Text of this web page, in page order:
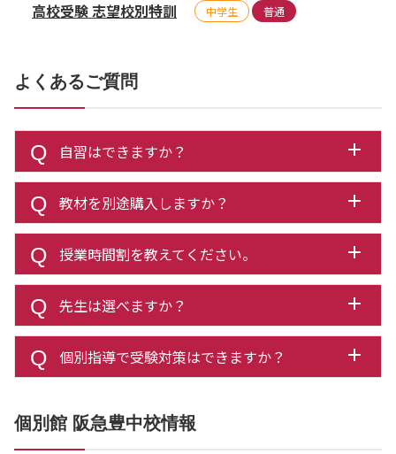
高校受験 志望校別特訓 中学生 普通
よくあるご質問
自習はできますか？
教材を別途購入しますか？
授業時間割を教えてください。
先生は選べますか？
個別指導で受験対策はできますか？
個別館 阪急豊中校情報